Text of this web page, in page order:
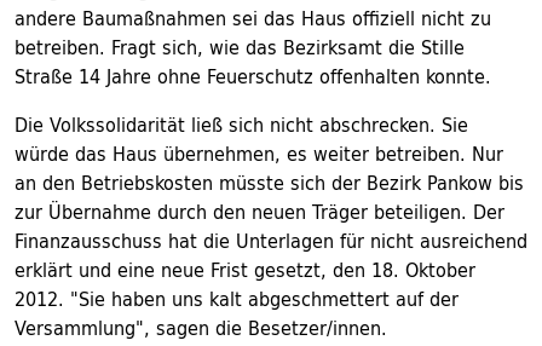
andere Baumaßnahmen sei das Haus offiziell nicht zu
betreiben. Fragt sich, wie das Bezirksamt die Stille
Straße 14 Jahre ohne Feuerschutz offenhalten konnte.
Die Volkssolidarität ließ sich nicht abschrecken. Sie
würde das Haus übernehmen, es weiter betreiben. Nur
an den Betriebskosten müsste sich der Bezirk Pankow bis
zur Übernahme durch den neuen Träger beteiligen. Der
Finanzausschuss hat die Unterlagen für nicht ausreichend
erklärt und eine neue Frist gesetzt, den 18. Oktober
2012. "Sie haben uns kalt abgeschmettert auf der
Versammlung", sagen die Besetzer/innen.